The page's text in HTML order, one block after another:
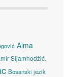
Alma
Sijamhodžić.
Bosanski jezik